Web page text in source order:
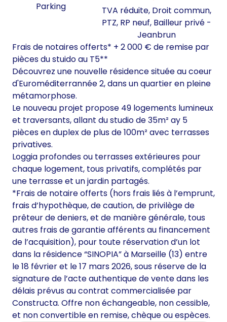
Parking
TVA réduite, Droit commun,
PTZ, RP neuf, Bailleur privé -
Jeanbrun
Frais de notaires offerts* + 2 000 € de remise par
pièces du stuido au T5**
Découvrez une nouvelle résidence située au coeur
d'Euroméditerrannée 2, dans un quartier en pleine
métamorphose.
Le nouveau projet propose 49 logements lumineux
et traversants, allant du studio de 35m² ay 5
pièces en duplex de plus de 100m² avec terrasses
privatives.
Loggia profondes ou terrasses extérieures pour
chaque logement, tous privatifs, complétés par
une terrasse et un jardin partagés.
*Frais de notaire offerts (hors frais liés à l’emprunt,
frais d’hypothèque, de caution, de privilège de
prêteur de deniers, et de manière générale, tous
autres frais de garantie afférents au financement
de l’acquisition), pour toute réservation d’un lot
dans la résidence “SINOPIA” à Marseille (13) entre
le 18 février et le 17 mars 2026, sous réserve de la
signature de l’acte authentique de vente dans les
délais prévus au contrat commercialisée par
Constructa. Offre non échangeable, non cessible,
et non convertible en remise, chèque ou espèces.